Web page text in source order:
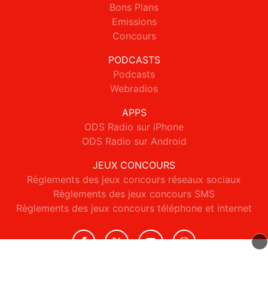
Bons Plans
Emissions
Concours
PODCASTS
Podcasts
Webradios
APPS
ODS Radio sur iPhone
ODS Radio sur Android
JEUX CONCOURS
Règlements des jeux concours réseaux sociaux
Règlements des jeux concours SMS
Règlements des jeux concours téléphone et internet